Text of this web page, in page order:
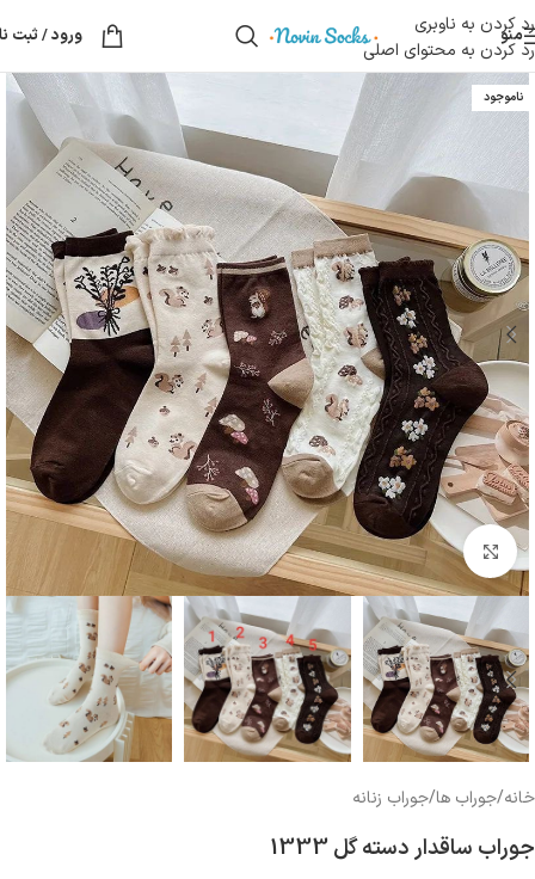
رد کردن به ناوبری
رد کردن به محتوای اصلی
منو ورود / ثبت
ناموجود
بزرگنمایی تصویر
خانه/جوراب ها/جوراب زنانه
جوراب ساقدار دسته گل 1333